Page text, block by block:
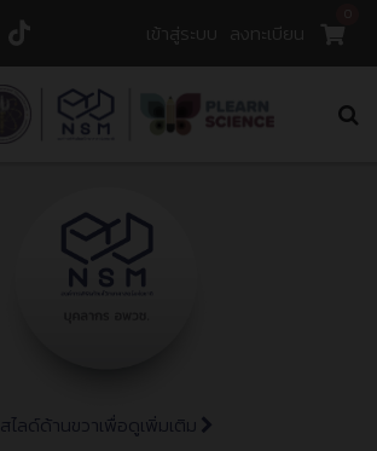
เข้าสู่ระบบ ลงทะเบียน
สไลด์ด้านขวาเพื่อดูเพิ่มเติม